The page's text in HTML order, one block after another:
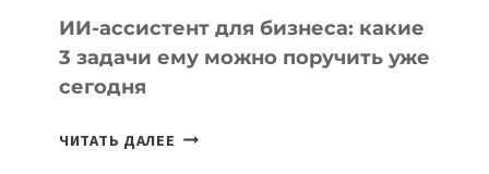
ИИ-ассистент для бизнеса: какие
3 задачи ему можно поручить уже
сегодня
ЧИТАТЬ ДАЛЕЕ ИИ-